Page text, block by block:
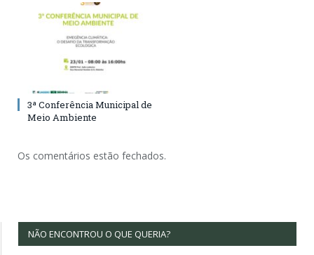
3ª Conferência Municipal de
Meio Ambiente
Os comentários estão fechados.
NÃO ENCONTROU O QUE QUERIA?